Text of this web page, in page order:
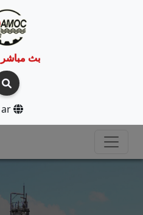
بث مباشر
ar